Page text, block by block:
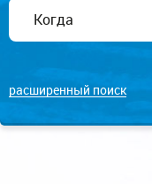
расширенный поиск